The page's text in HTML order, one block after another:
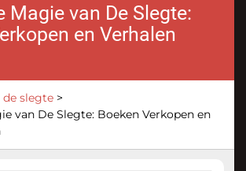
Magie van De Slegte:
en Verhalen
de slegte >
van De Slegte: Boeken Verkopen en